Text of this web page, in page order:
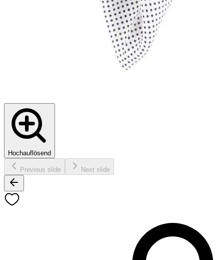
Hochauflösend
Previous slide Next slide